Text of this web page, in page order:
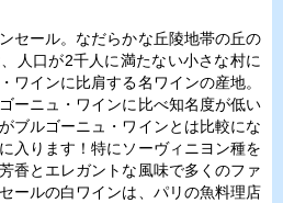
セール。なだらかな丘陵地帯の丘の
人口が2千人に満たない小さな村に
ワインに比肩する名ワインの産地。
ーニュ・ワインに比べ知名度が低い
ブルゴーニュ・ワインとは比較にな
入ります！特にソーヴィニヨン種を
香とエレガントな風味で多くのファ
ールの白ワインは、パリの魚料理店